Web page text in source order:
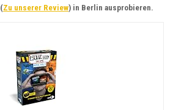
Zu unserer Review) in Berlin ausprobieren.